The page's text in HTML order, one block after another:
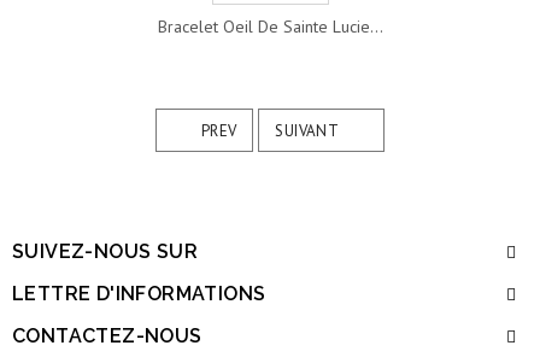
Bracelet Oeil De Sainte Lucie...
PREV SUIVANT
SUIVEZ-NOUS SUR
LETTRE D'INFORMATIONS
CONTACTEZ-NOUS